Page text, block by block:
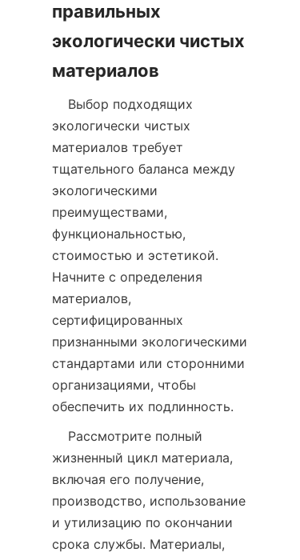
правильных
экологически чистых
экологически чистых
материалов требует
тщательного баланса между
экологическими
преимуществами,
функциональностью,
стоимостью и эстетикой.
Начните с определения
материалов,
сертифицированных
признанными экологическими
стандартами или сторонними
организациями, чтобы
жизненный цикл материала,
включая его получение,
производство, использование
и утилизацию по окончании
срока службы. Материалы,